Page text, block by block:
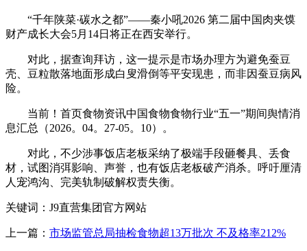
“千年陕菜·碳水之都”——秦小吼2026 第二届中国肉夹馍
财产成长大会5月14日将正在西安举行。
对此，据查询拜访，这一提示是市场办理方为避免蚕豆
壳、豆粒散落地面形成白叟滑倒等平安现患，而非因蚕豆病风
险。
当前！首页食物资讯中国食物食物行业“五一”期间舆情消
息汇总（2026。04。27-05。10）。
对此，不少涉事饭店老板采纳了极端手段砸餐具、丢食
材，试图消弭影响、声誉，也有饭店老板破产消杀。呼吁厘清
人宠鸿沟、完美轨制破解权责失衡。
关键词：J9直营集团官方网站
上一篇： 市场监管总局抽检食物超13万批次 不及格率212%